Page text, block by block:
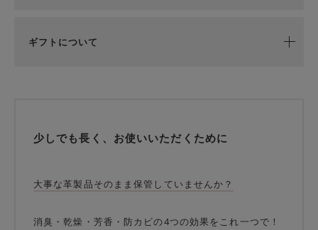
ギフトについて
少しでも長く、お使いいただくために
大事な革製品そのまま保管していませんか？
消臭・乾燥・芳香・防カビの4つの効果をこれ一つで！